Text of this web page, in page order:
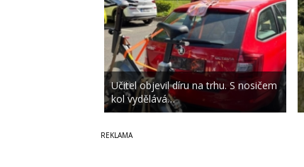
Učitel objevil díru na trhu. S nosičem
kol vydělává…